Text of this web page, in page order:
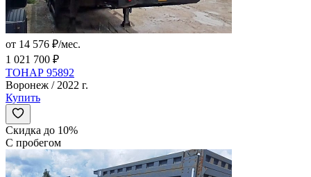
от 14 576 ₽/мес.
1 021 700 ₽
ТОНАР 95892
Воронеж / 2022 г.
Купить
Скидка до 10%
С пробегом